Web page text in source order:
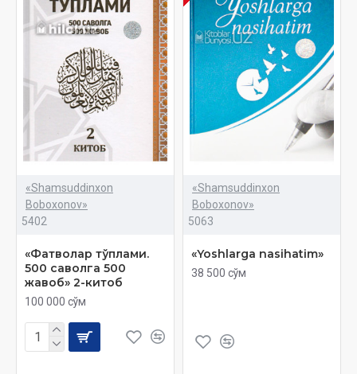
«Shamsuddinxon
Boboxonov»
5402
«Фатволар тўплами.
500 саволга 500
жавоб» 2-китоб
100 000 сўм
«Shamsuddinxon
Boboxonov»
5063
«Yoshlarga nasihatim»
38 500 сўм